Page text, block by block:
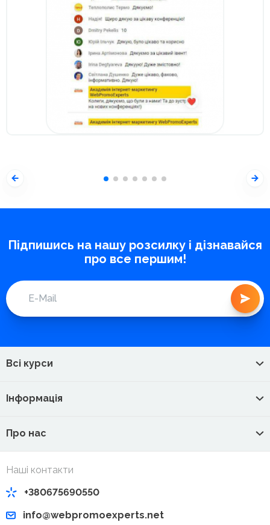
Підпишись на нашу розсилку і дізнавайся
про все першим!
Всі курси
Інформація
Про нас
Наші контакти
+380675690550
info@webpromoexperts.net